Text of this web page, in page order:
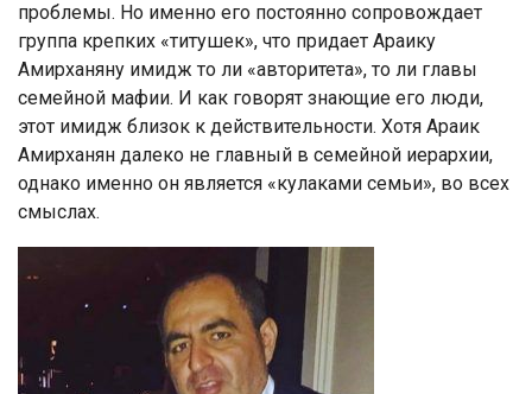
проблемы. Но именно его постоянно сопровождает
группа крепких «титушек», что придает Араику
Амирханяну имидж то ли «авторитета», то ли главы
семейной мафии. И как говорят знающие его люди,
этот имидж близок к действительности. Хотя Араик
Амирханян далеко не главный в семейной иерархии,
однако именно он является «кулаками семьи», во всех
смыслах.